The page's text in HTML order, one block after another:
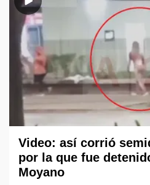
Video: así corrió
por la que fue
Moyano